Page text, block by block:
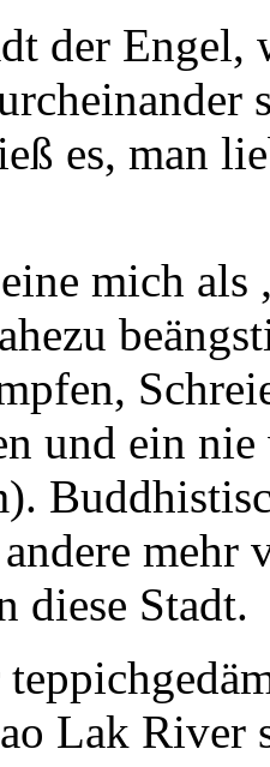
der
es, man
mich als
und ein
mehr
diese Stadt.
Lak River